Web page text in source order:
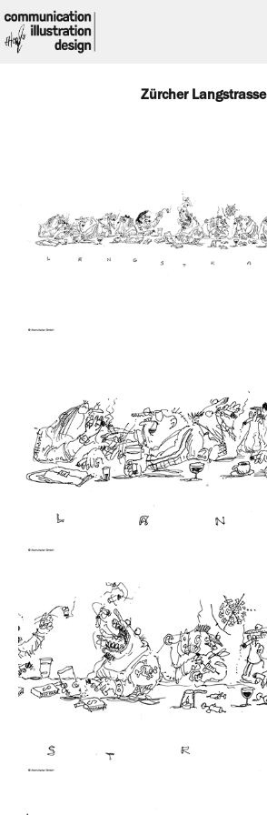
Zürcher Langstrasse